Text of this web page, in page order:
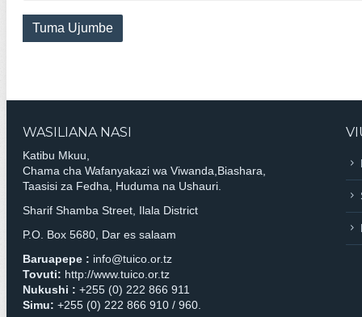
Tuma Ujumbe
WASILIANA NASI
Katibu Mkuu,
Chama cha Wafanyakazi wa Viwanda,Biashara,
Taasisi za Fedha, Huduma na Ushauri.
Sharif Shamba Street, Ilala District
P.O. Box 5680, Dar es salaam
Baruapepe : info@tuico.or.tz
Tovuti: http://www.tuico.or.tz
Nukushi : +255 (0) 222 866 911
Simu: +255 (0) 222 866 910 / 960.